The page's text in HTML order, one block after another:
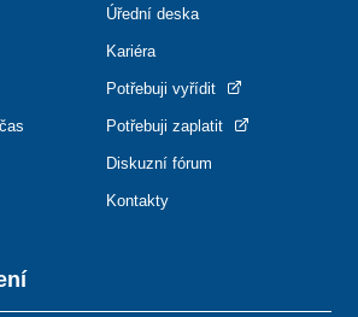
Úřední deska
Kariéra
Potřebuji vyřídit
Potřebuji zaplatit
Diskuzní fórum
Kontakty